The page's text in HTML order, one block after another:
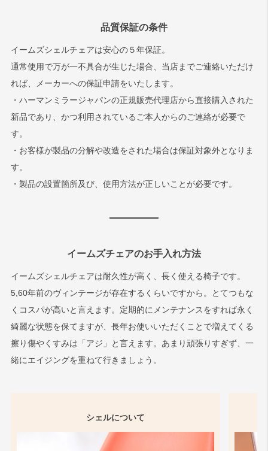
品質保証の条件
イームズシェルチェアは安心の５年保証。
通常使用で万が一不具合が生じた場合、当店までご連絡いただけ
れば、メーカーへの保証申請をいたします。
・ハーマンミラージャパンの正規販売代理店から直接購入された
新品であり、かつ利用されているご本人からのご連絡が必要で
す。
・お客様が製品の分解や改造をされた場合は保証対象外となりま
す。
・製品の設置箇所及び、使用方法が正しいことが必要です。
イームズチェアのお手入れ方法
イームズシェルチェアは耐久性が高く、長く使える椅子です。
5,60年前のヴィンテージが存在するくらいですから。とてつもな
くコスパが高いと言えます。定期的にメンテナンスをすれば永く
綺麗な状態を保てますが、長年お使いいただくことで増えてくる
擦り傷やくすみは「アジ」と言えます。あまり頑張りすぎず、一
緒にエイジングを重ねて行きましょう。
シェルについて